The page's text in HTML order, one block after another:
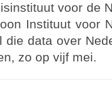
voor de
Instituut voor
die data over
zo op vijf mei.